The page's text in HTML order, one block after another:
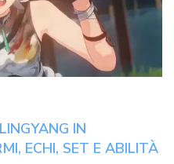
IN
ECHI, SET E ABILITÀ